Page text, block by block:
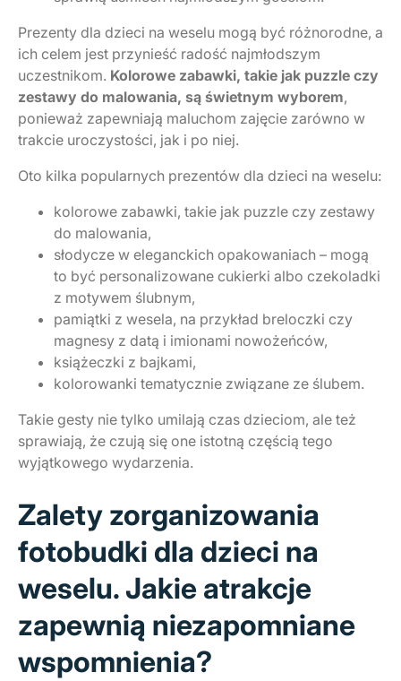
Prezenty dla dzieci na weselu mogą być różnorodne, a
ich celem jest przynieść radość najmłodszym
uczestnikom. Kolorowe zabawki, takie jak puzzle czy
zestawy do malowania, są świetnym wyborem,
ponieważ zapewniają maluchom zajęcie zarówno w
trakcie uroczystości, jak i po niej.
Oto kilka popularnych prezentów dla dzieci na weselu:
kolorowe zabawki, takie jak puzzle czy zestawy
do malowania,
słodycze w eleganckich opakowaniach – mogą
to być personalizowane cukierki albo czekoladki
z motywem ślubnym,
pamiątki z wesela, na przykład breloczki czy
magnesy z datą i imionami nowożeńców,
książeczki z bajkami,
kolorowanki tematycznie związane ze ślubem.
Takie gesty nie tylko umilają czas dzieciom, ale też
sprawiają, że czują się one istotną częścią tego
wyjątkowego wydarzenia.
Zalety zorganizowania
fotobudki dla dzieci na
weselu. Jakie atrakcje
zapewnią niezapomniane
wspomnienia?